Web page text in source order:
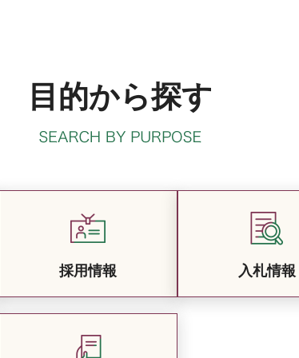
目的から探す
採用情報 入札情報